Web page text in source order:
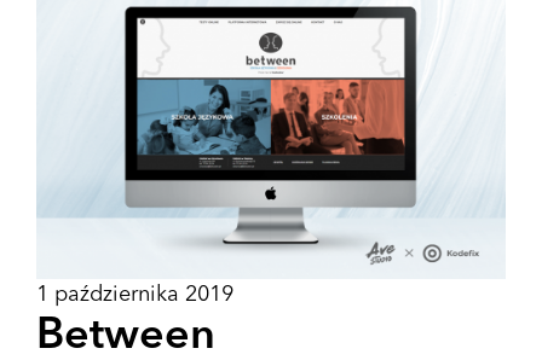
1 października 2019
Between